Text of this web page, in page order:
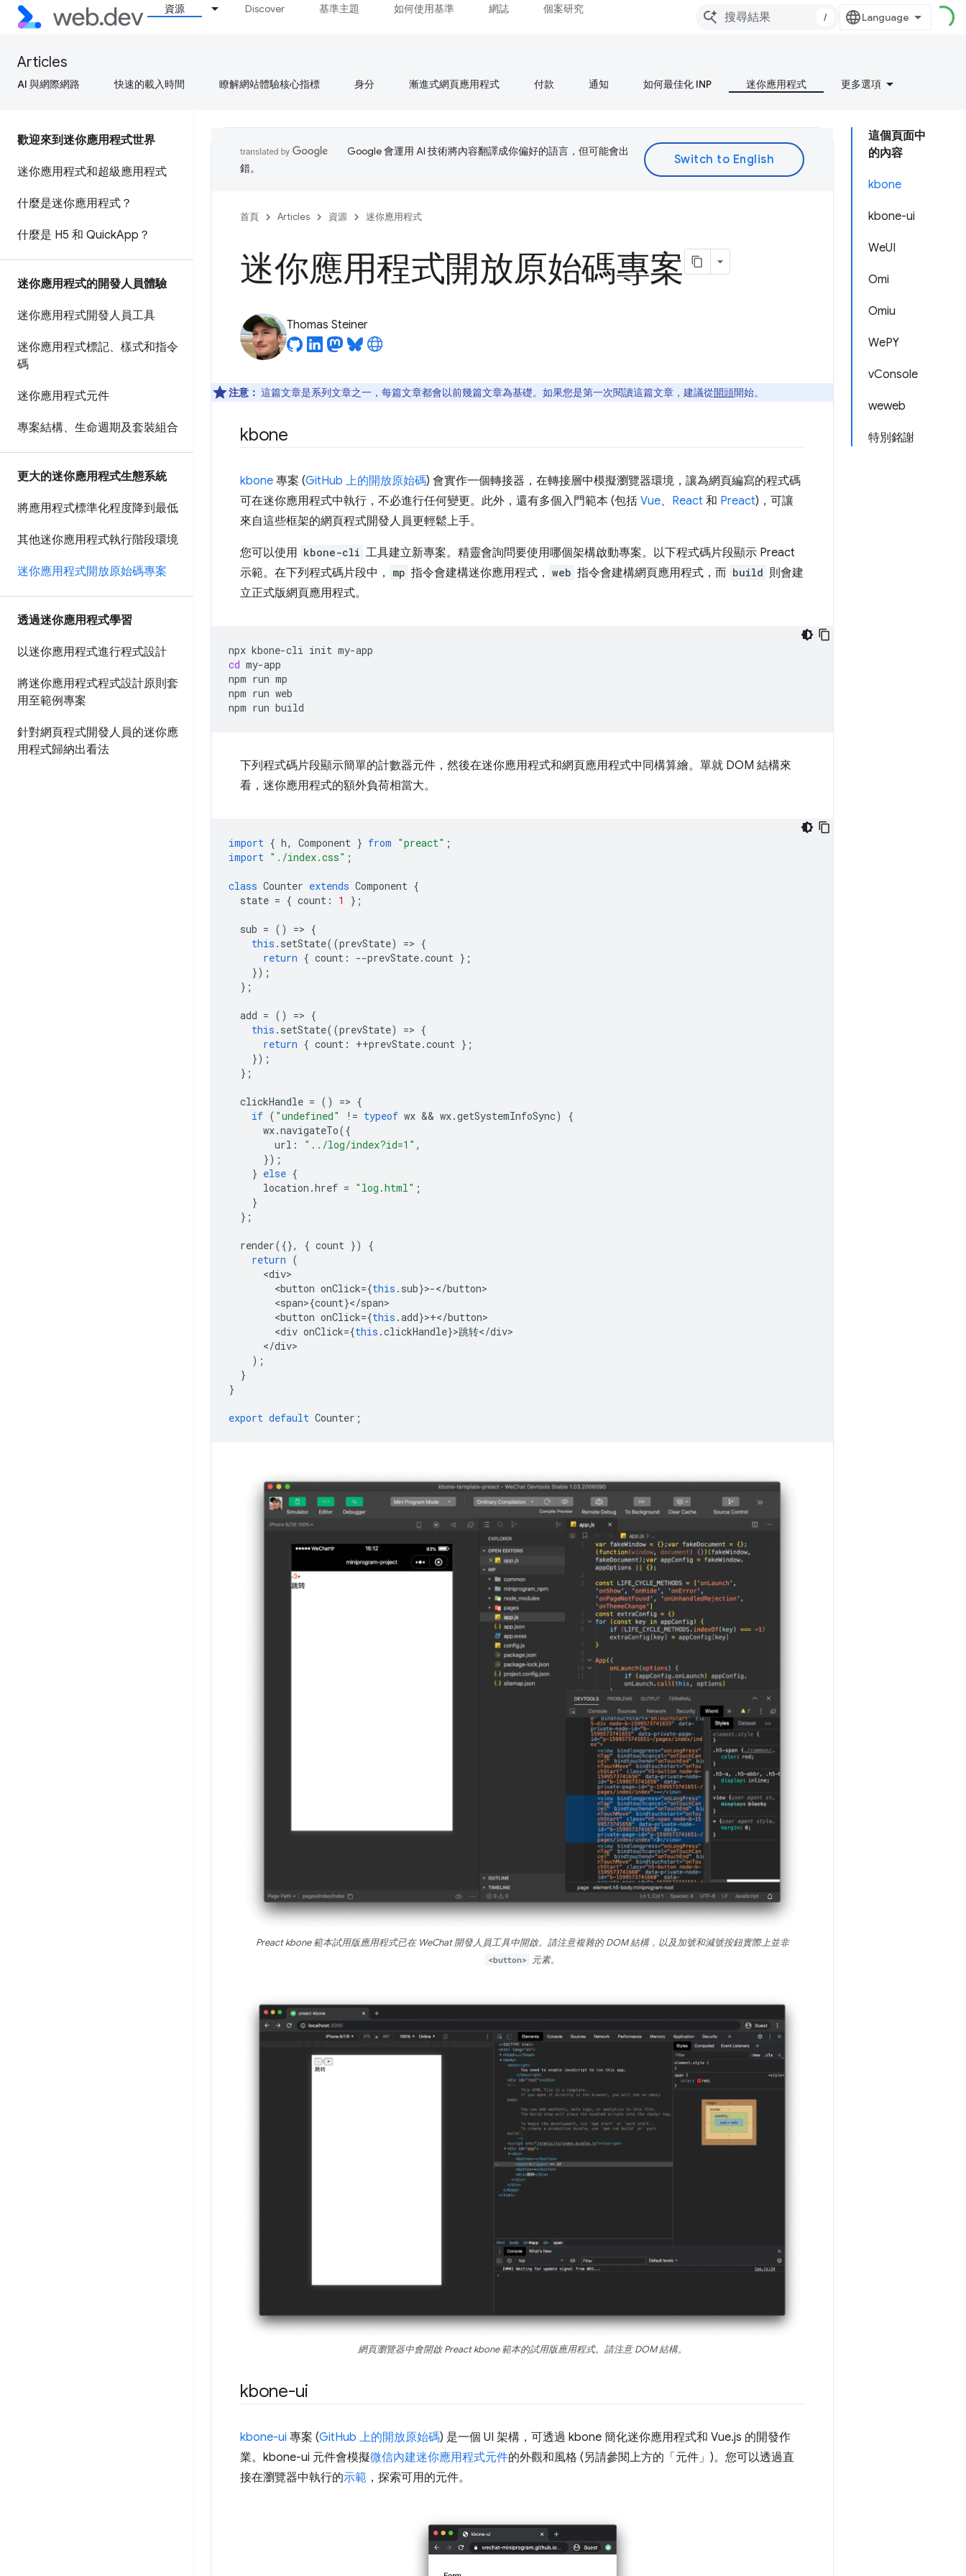
資源 Discover 基準主題 如何使用基準 網誌 個案研究
/
Articles
AI 與網際網路 快速的載入時間 瞭解網站體驗核心指標 身分 漸進式網頁應用程式 付款 通知 如何最佳化 INP 迷你應用程式 更多選項
歡迎來到迷你應用程式世界
迷你應用程式和超級應用程式
什麼是迷你應用程式？
什麼是 H5 和 QuickApp？
迷你應用程式的開發人員體驗
迷你應用程式開發人員工具
迷你應用程式標記、樣式和指令
碼
迷你應用程式元件
專案結構、生命週期及套裝組合
更大的迷你應用程式生態系統
將應用程式標準化程度降到最低
其他迷你應用程式執行階段環境
迷你應用程式開放原始碼專案
透過迷你應用程式學習
以迷你應用程式進行程式設計
將迷你應用程式程式設計原則套
用至範例專案
針對網頁程式開發人員的迷你應
用程式歸納出看法
這個頁面中
的內容
kbone
kbone-ui
WeUI
Omi
Omiu
WePY
vConsole
weweb
特別銘謝
Google 會運用 AI 技術將內容翻譯成你偏好的語言，但可能會出
錯。
首頁 Articles 資源 迷你應用程式
迷你應用程式開放原始碼專案
Thomas Steiner
注意： 這篇文章是系列文章之一，每篇文章都會以前幾篇文章為基礎。如果您是第一次閱讀這篇文章，建議從開頭開始。
kbone
kbone 專案 (GitHub 上的開放原始碼) 會實作一個轉接器，在轉接層中模擬瀏覽器環境，讓為網頁編寫的程式碼
可在迷你應用程式中執行，不必進行任何變更。此外，還有多個入門範本 (包括 Vue、 React 和 Preact)，可讓
來自這些框架的網頁程式開發人員更輕鬆上手。
您可以使用 kbone-cli 工具建立新專案。精靈會詢問要使用哪個架構啟動專案。以下程式碼片段顯示 Preact
示範。在下列程式碼片段中，
mp 指令會建構迷你應用程式， web 指令會建構網頁應用程式，而 build 則會建
立正式版網頁應用程式。
npx kbone-cli init
cd my-app
npm run mp
npm run web
npm run
下列程式碼片段顯示簡單的計數器元件，然後在迷你應用程式和網頁應用程式中同構算繪。單就 DOM 結構來
看，迷你應用程式的額外負荷相當大。
import { h, Component } from "preact" ;
import "./index.css" ;
class Counter extends Component {
state = { count : 1 };
sub = () => {
this . setState((prevState) => {
return { count : --prevState.count };
});
};
add = () => {
this . setState((prevState) => {
return { count : ++prevState.count };
});
};
clickHandle = () => {
if ( "undefined" != typeof wx && wx.getSystemInfoSync)
{
wx.navigateTo({
url : "../log/index?id=1" ,
});
} else {
location .href = "log.html" ;
}
};
render({}, { count })
{
return (
<div
<button onClick={this . sub}>-</button
<span>{count}</span
<button onClick={this .add}>+</button
<div onClick={this .clickHandle}>跳转</div
</div
);
}
}
export default Counter ;
Preact kbone 範本試用版應用程式已在 WeChat 開發人員工具中開啟。請注意複雜的 DOM 結構，以及加號和減號按鈕實際上並非
<button> 元素。
網頁瀏覽器中會開啟 Preact kbone 範本的試用版應用程式。請注意 DOM 結構。
kbone-ui
kbone-ui 專案 (GitHub 上的開放原始碼) 是一個 UI 架構，可透過 kbone 簡化迷你應用程式和 Vue.js 的開發作
業。kbone-ui 元件會模擬微信內建迷你應用程式元件的外觀和風格 (另請參閱上方的「元件」 )。您可以透過直
接在瀏覽器中執行的示範 ，探索可用的元件。